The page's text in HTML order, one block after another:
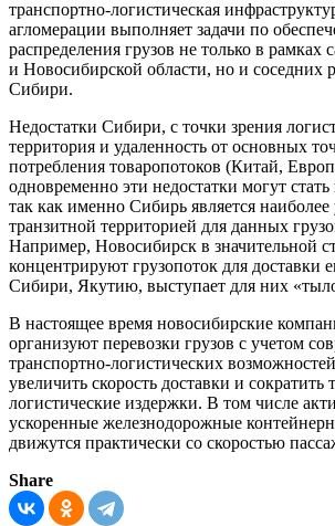
транспортно-логистическая
агломерации выполняет задачи по
распределения грузов не только в рамках
и Новосибирской области, но и соседних
Сибири.
Недостатки Сибири, с точки зрения
территория и удаленность от основных
потребления товаропотоков (Китай,
одновременно эти недостатки могут
так как именно Сибирь является наиболее
транзитной территорией для данных
Например, Новосибирск в значительной
концентрируют грузопоток для доставки
Сибири, Якутию, выступает для них
В настоящее время новосибирские
организуют перевозки грузов с учетом
транспортно-логистических
увеличить скорость доставки и сократить
логистические издержки. В том числе
ускоренные железнодорожные
движутся практически со скоростью
Share